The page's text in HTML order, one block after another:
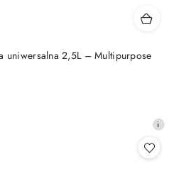
uniwersalna 2,5L – Multipurpose